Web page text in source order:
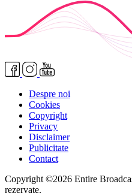
Despre noi
Cookies
Copyright
Privacy
Disclaimer
Publicitate
Contact
Copyright ©2026 Entire
rezervate.